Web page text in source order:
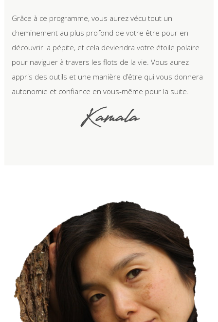
Grâce à ce programme, vous aurez vécu tout un
cheminement au plus profond de votre être pour en
découvrir la pépite, et cela deviendra votre étoile polaire
pour naviguer à travers les flots de la vie. Vous aurez
appris des outils et une manière d’être qui vous donnera
autonomie et confiance en vous-même pour la suite.
Kamala